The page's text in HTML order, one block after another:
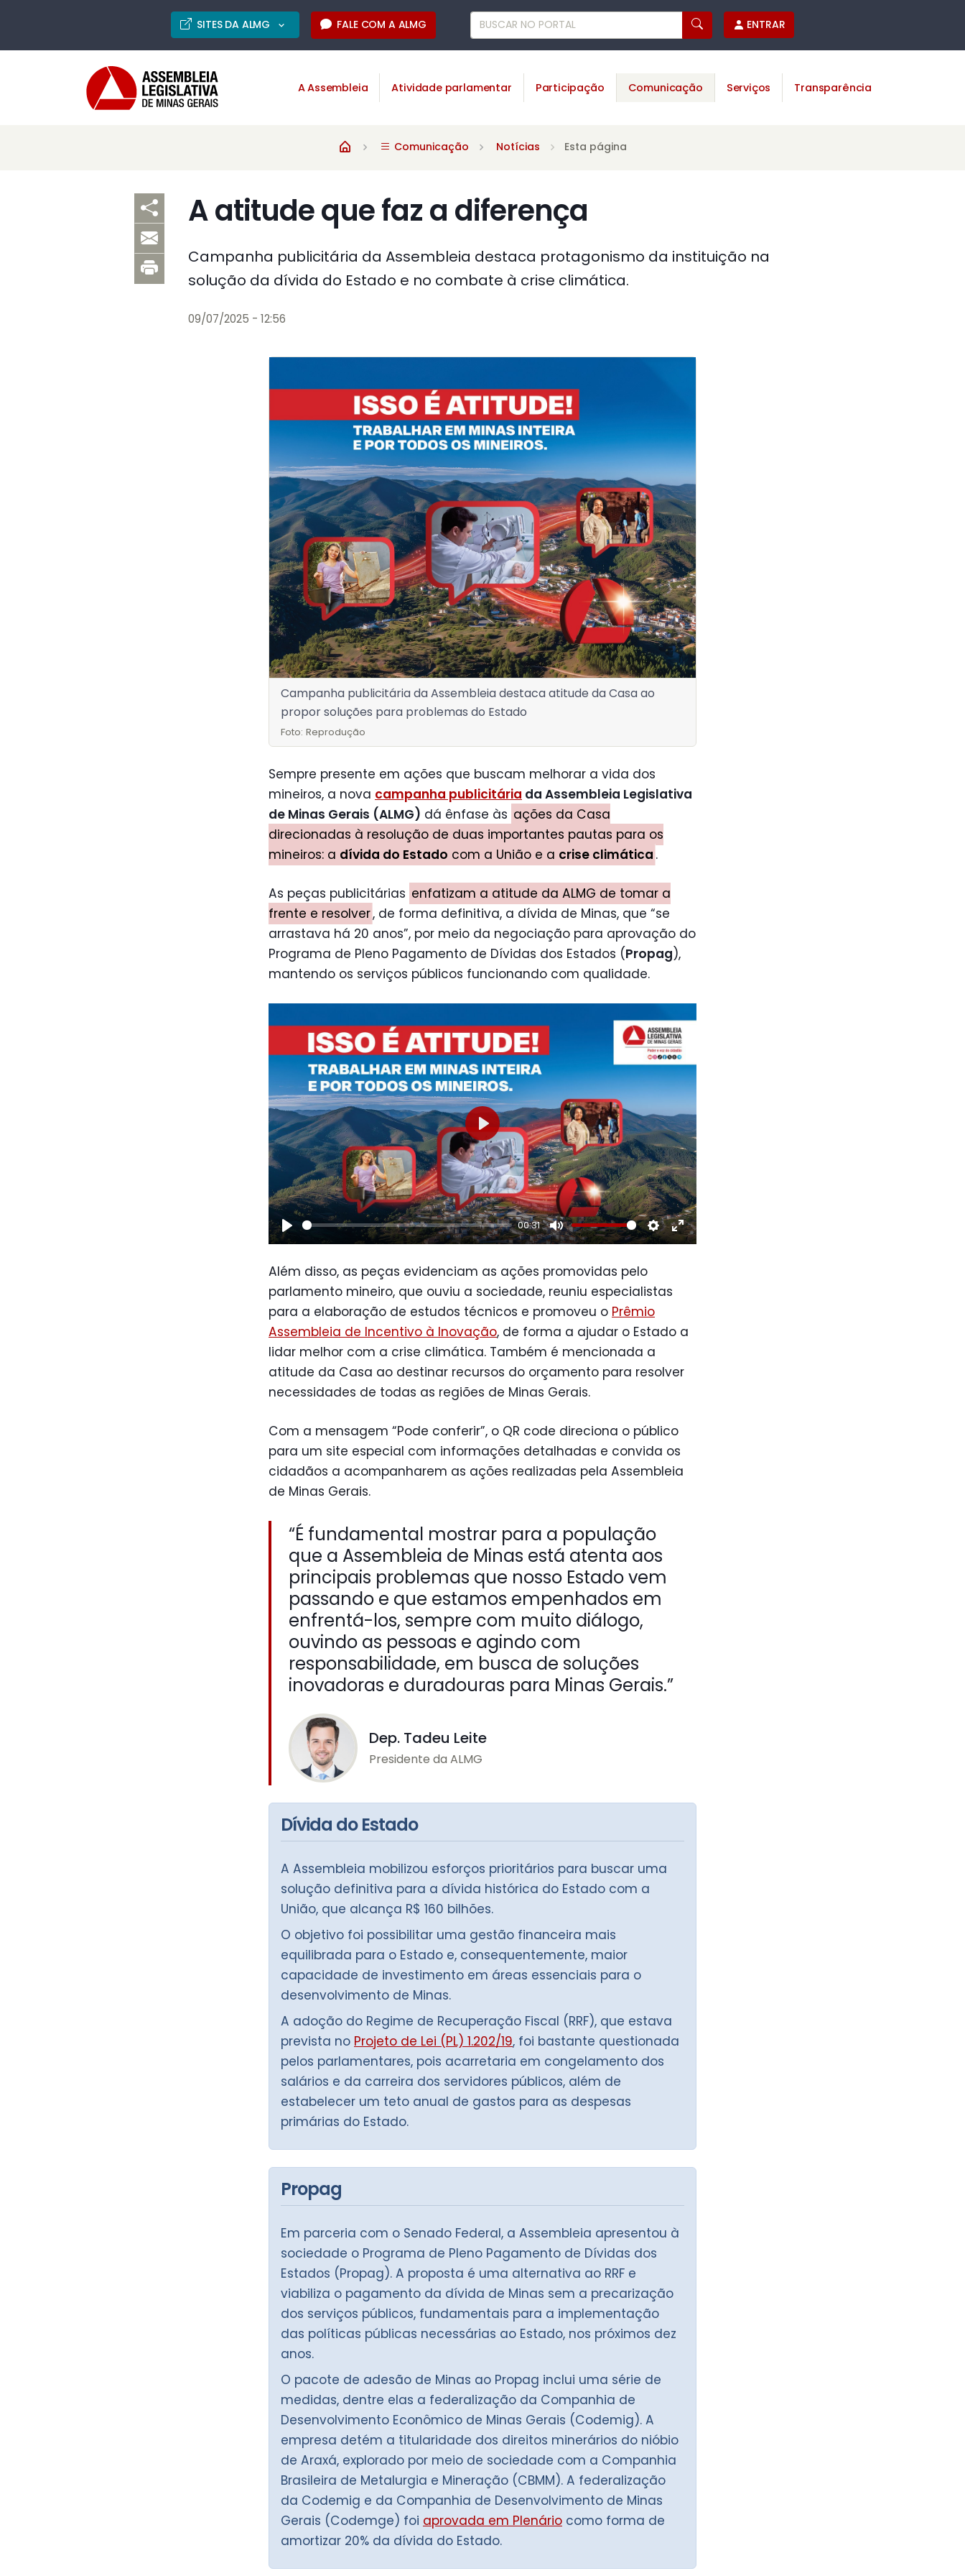
SITES DA ALMG FALE COM A ALMG ENTRAR
A Assembleia Atividade parlamentar Participação Comunicação Serviços Transparência
Comunicação Notícias Esta página
A atitude que faz a diferença
Campanha publicitária da Assembleia destaca protagonismo da instituição na
solução da dívida do Estado e no combate à crise climática.
09/07/2025 - 12:56
Campanha publicitária da Assembleia destaca atitude da Casa ao
propor soluções para problemas do Estado
Foto: Reprodução
Sempre presente em ações que buscam melhorar a vida dos
mineiros, a nova campanha publicitária da Assembleia Legislativa
de Minas Gerais (ALMG) dá ênfase às ações da Casa
direcionadas à resolução de duas importantes pautas para os
mineiros: a dívida do Estado com a União e a crise climática .
As peças publicitárias enfatizam a atitude da ALMG de tomar a
frente e resolver, de forma definitiva, a dívida de Minas, que “se
arrastava há 20 anos”, por meio da negociação para aprovação do
Programa de Pleno Pagamento de Dívidas dos Estados (Propag),
mantendo os serviços públicos funcionando com qualidade.
Play
00:31
Mute Settings
Enter
Play
Além disso, as peças evidenciam as ações promovidas pelo
parlamento mineiro, que ouviu a sociedade, reuniu especialistas
para a elaboração de estudos técnicos e promoveu o Prêmio
Assembleia de Incentivo à Inovação, de forma a ajudar o Estado a
lidar melhor com a crise climática. Também é mencionada a
atitude da Casa ao destinar recursos do orçamento para resolver
necessidades de todas as regiões de Minas Gerais.
Com a mensagem “Pode conferir”, o QR code direciona o público
para um site especial com informações detalhadas e convida os
cidadãos a acompanharem as ações realizadas pela Assembleia
de Minas Gerais.
“É fundamental mostrar para a população
que a Assembleia de Minas está atenta aos
principais problemas que nosso Estado vem
passando e que estamos empenhados em
enfrentá-los, sempre com muito diálogo,
ouvindo as pessoas e agindo com
responsabilidade, em busca de soluções
inovadoras e duradouras para Minas Gerais.”
Dep. Tadeu Leite
Presidente da ALMG
Dívida do Estado
A Assembleia mobilizou esforços prioritários para buscar uma
solução definitiva para a dívida histórica do Estado com a
União, que alcança R$ 160 bilhões.
O objetivo foi possibilitar uma gestão financeira mais
equilibrada para o Estado e, consequentemente, maior
capacidade de investimento em áreas essenciais para o
desenvolvimento de Minas.
A adoção do Regime de Recuperação Fiscal (RRF), que estava
prevista no Projeto de Lei (PL) 1.202/19, foi bastante questionada
pelos parlamentares, pois acarretaria em congelamento dos
salários e da carreira dos servidores públicos, além de
estabelecer um teto anual de gastos para as despesas
primárias do Estado.
Propag
Em parceria com o Senado Federal, a Assembleia apresentou à
sociedade o Programa de Pleno Pagamento de Dívidas dos
Estados (Propag). A proposta é uma alternativa ao RRF e
viabiliza o pagamento da dívida de Minas sem a precarização
dos serviços públicos, fundamentais para a implementação
das políticas públicas necessárias ao Estado, nos próximos dez
anos.
O pacote de adesão de Minas ao Propag inclui uma série de
medidas, dentre elas a federalização da Companhia de
Desenvolvimento Econômico de Minas Gerais (Codemig). A
empresa detém a titularidade dos direitos minerários do nióbio
de Araxá, explorado por meio de sociedade com a Companhia
Brasileira de Metalurgia e Mineração (CBMM). A federalização
da Codemig e da Companhia de Desenvolvimento de Minas
Gerais (Codemge) foi aprovada em Plenário como forma de
amortizar 20% da dívida do Estado.